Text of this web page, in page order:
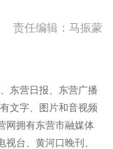
责任编辑：马振蒙
东营日报、东营广播
文字、图片和音视频
网拥有东营市融媒体
台、黄河口晚刊、